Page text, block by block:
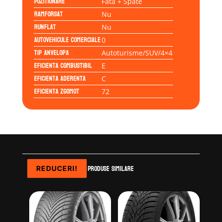
Ramforsat Nu
Runflat Nu
Autovehicule comerciale0
Tip anvelopa Autoturisme/SUV/4×4
Eficienta Combustibil E
Eficienta Aderenta C
Eficienta Zgomot 72
Produse similare
REDUCERI!
REDUCERI!
REDUCERI!
REDUCERI!